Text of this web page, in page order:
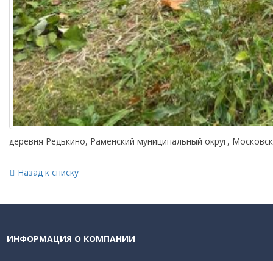
деревня Редькино, Раменский муниципальный округ,
Назад к списку
ИНФОРМАЦИЯ О КОМПАНИИ